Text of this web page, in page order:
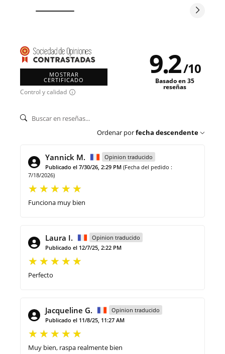
MOSTRAR
CERTIFICADO
Control y calidad
9.2/10
Basado en 35
reseñas
Ordenar porfecha descendente
Yannick M.
Opinion traducido
Publicado el 7/30/26, 2:29 PM (Fecha del pedido :
7/18/2026)
Funciona muy bien
Laura I.
Opinion traducido
Publicado el 12/7/25, 2:22 PM
Perfecto
Jacqueline G.
Opinion traducido
Publicado el 11/8/25, 11:27 AM
Muy bien, raspa realmente bien